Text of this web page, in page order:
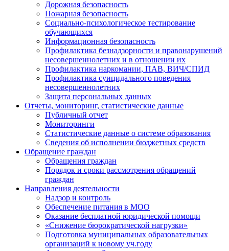
Дорожная безопасность
Пожарная безопасность
Социально-психологическое тестирование
обучающихся
Информационная безопасность
Профилактика безнадзорности и правонарушений
несовершеннолетних и в отношении их
Профилактика наркомании, ПАВ, ВИЧ/СПИД
Профилактика суицидального поведения
несовершеннолетних
Защита персональных данных
Отчеты, мониторинг, статистические данные
Публичный отчет
Мониторинги
Статистические данные о системе образования
Сведения об исполнении бюджетных средств
Обращение граждан
Обращения граждан
Порядок и сроки рассмотрения обращений
граждан
Направления деятельности
Надзор и контроль
Обеспечение питания в МОО
Оказание бесплатной юридической помощи
«Снижение бюрократической нагрузки»
Подготовка муниципальных образовательных
организаций к новому уч.году